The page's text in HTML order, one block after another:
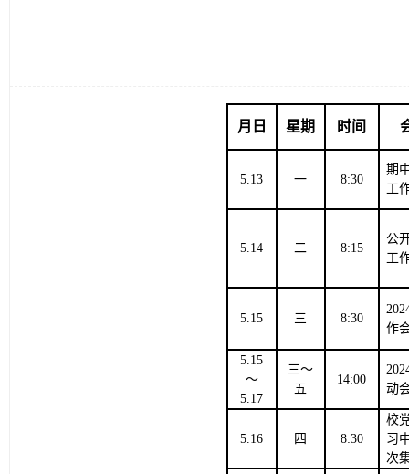
月日 星期 时间
5.13 一 8:30
期
工
5.14 二 8:15
公
工
5.15 三 8:30
作
5.15
～
5.17
三～
五
14:00
动
5.16 四 8:30
校
习
次